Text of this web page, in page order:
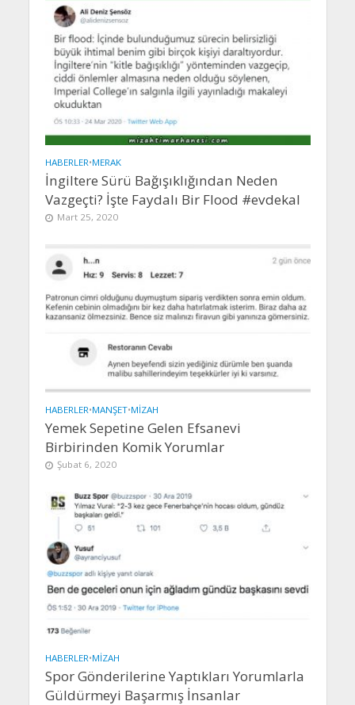
HABERLER•MERAK
İngiltere Sürü Bağışıklığından Neden
Vazgeçti? İşte Faydalı Bir Flood #evdekal
Mart 25, 2020
HABERLER•MANŞET•MIZAH
Yemek Sepetine Gelen Efsanevi
Birbirinden Komik Yorumlar
Şubat 6, 2020
HABERLER•MIZAH
Spor Gönderilerine Yaptıkları Yorumlarla
Güldürmeyi Başarmış İnsanlar